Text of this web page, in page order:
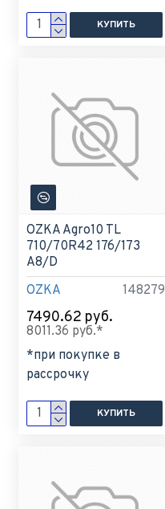
КУПИТЬ
OZKA 148279
OZKA Agro10 TL
710/70R42 176/173
A8/D
7490.62 руб.
8011.36 руб.*
*при покупке в
рассрочку
КУПИТЬ